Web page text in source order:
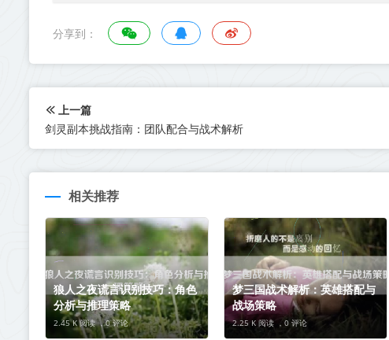
分享到：
上一篇
剑灵副本挑战指南：团队配合与战术解析
相关推荐
狼人之夜谎言识别技巧：角色
分析与推理策略
2.45 K 阅读 ，0 评论
梦三国战术解析：英雄搭配与
战场策略
2.25 K 阅读 ， 0 评论